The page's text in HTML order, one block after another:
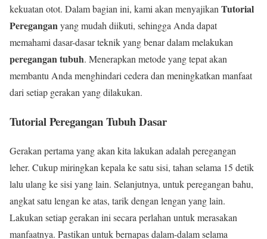
kekuatan otot. Dalam bagian ini, kami akan menyajikan Tutorial
Pereganganyang mudah diikuti, sehingga Anda dapat
memahami dasar-dasar teknik yang benar dalam melakukan
peregangan tubuh. Menerapkan metode yang tepat akan
membantu Anda menghindari cedera dan meningkatkan manfaat
dari setiap gerakan yang dilakukan.
Tutorial Peregangan Tubuh Dasar
Gerakan pertama yang akan kita lakukan adalah peregangan
leher. Cukup miringkan kepala ke satu sisi, tahan selama 15 detik
lalu ulang ke sisi yang lain. Selanjutnya, untuk peregangan bahu,
angkat satu lengan ke atas, tarik dengan lengan yang lain.
Lakukan setiap gerakan ini secara perlahan untuk merasakan
manfaatnya. Pastikan untuk bernapas dalam-dalam selama